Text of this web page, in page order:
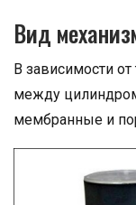
Вид
В зависимости
между
мембранные и